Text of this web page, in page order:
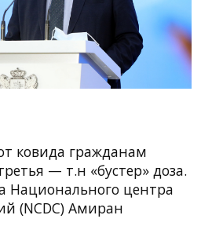
ковида гражданам
— т.н «бустер» доза.
Национального центра
(NCDC) Амиран